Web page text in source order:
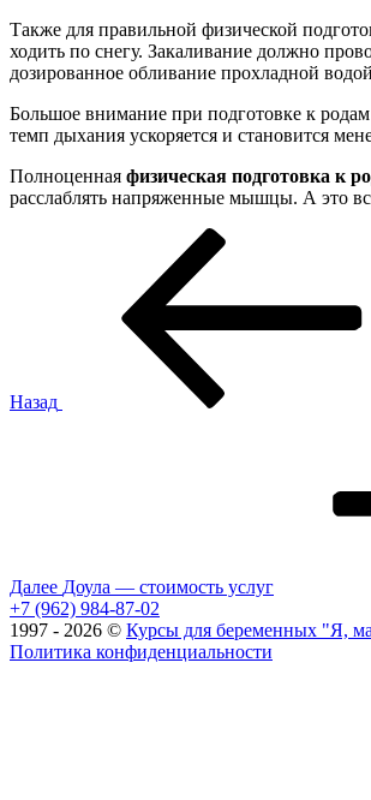
Также для правильной физической
ходить по снегу. Закаливание должно
дозированное обливание прохладной
Большое внимание при подготовке к
темп дыхания ускоряется и становится
Полноценная физическая подготовка к
расслаблять напряженные мышцы. А это
Назад
Далее Доула — стоимость услуг
+7 (962) 984-87-02
1997 - 2026 © Курсы для беременных "Я,
Политика конфиденциальности